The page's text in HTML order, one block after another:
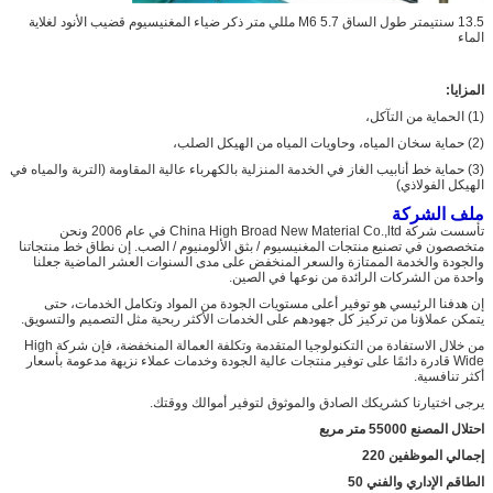
13.5 سنتيمتر طول الساق M6 5.7 مللي متر ذكر ضياء المغنيسيوم قضيب الأنود لغلاية
الماء
المزايا:
(1) الحماية من التآكل،
(2) حماية سخان المياه، وحاويات المياه من الهيكل الصلب،
(3) حماية خط أنابيب الغاز في الخدمة المنزلية بالكهرباء عالية المقاومة (التربة والمياه في
الهيكل الفولاذي)
ملف الشركة
تأسست شركة China High Broad New Material Co.,ltd في عام 2006 ونحن
متخصصون في تصنيع منتجات المغنيسيوم / بثق الألومنيوم / الصب. إن نطاق خط منتجاتنا
والجودة والخدمة الممتازة والسعر المنخفض على مدى السنوات العشر الماضية جعلنا
واحدة من الشركات الرائدة من نوعها في الصين.
إن هدفنا الرئيسي هو توفير أعلى مستويات الجودة من المواد وتكامل الخدمات، حتى
يتمكن عملاؤنا من تركيز كل جهودهم على الخدمات الأكثر ربحية مثل التصميم والتسويق.
من خلال الاستفادة من التكنولوجيا المتقدمة وتكلفة العمالة المنخفضة، فإن شركة High
Wide قادرة دائمًا على توفير منتجات عالية الجودة وخدمات عملاء نزيهة مدعومة بأسعار
أكثر تنافسية.
يرجى اختيارنا كشريكك الصادق والموثوق لتوفير أموالك ووقتك.
احتلال المصنع 55000 متر مربع
إجمالي الموظفين 220
الطاقم الإداري والفني 50